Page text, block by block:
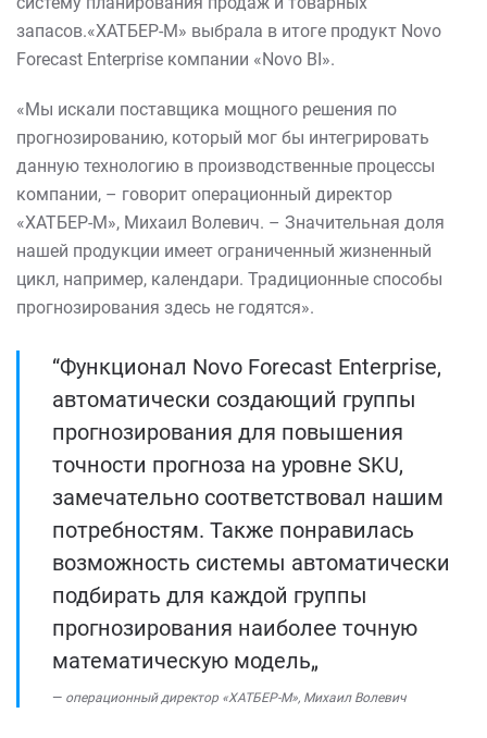
запасов.«ХАТБЕР-М» выбрала в итоге продукт Novo
Forecast Enterprise компании «Novo BI».
«Мы искали поставщика мощного решения по
прогнозированию, который мог бы интегрировать
данную технологию в производственные процессы
компании, – говорит операционный директор
«ХАТБЕР-М», Михаил Волевич. – Значительная доля
нашей продукции имеет ограниченный жизненный
цикл, например, календари. Традиционные способы
прогнозирования здесь не годятся».
“Функционал Novo Forecast Enterprise,
автоматически создающий группы
прогнозирования для повышения
точности прогноза на уровне SKU,
замечательно соответствовал нашим
потребностям. Также понравилась
возможность системы автоматически
подбирать для каждой группы
прогнозирования наиболее точную
математическую модель„
операционный директор «ХАТБЕР-М», Михаил Волевич